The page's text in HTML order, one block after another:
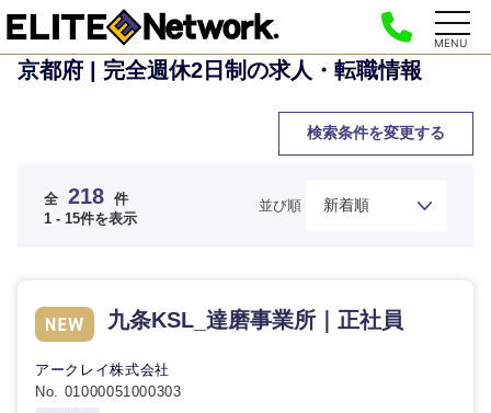
MENU
京都府 | 完全週休2日制の求人・転職情報
検索条件を変更する
全 218 件
1 - 15件を表示
並び順
九条KSL_達磨事業所｜正社員
アークレイ株式会社
No. 01000051000303